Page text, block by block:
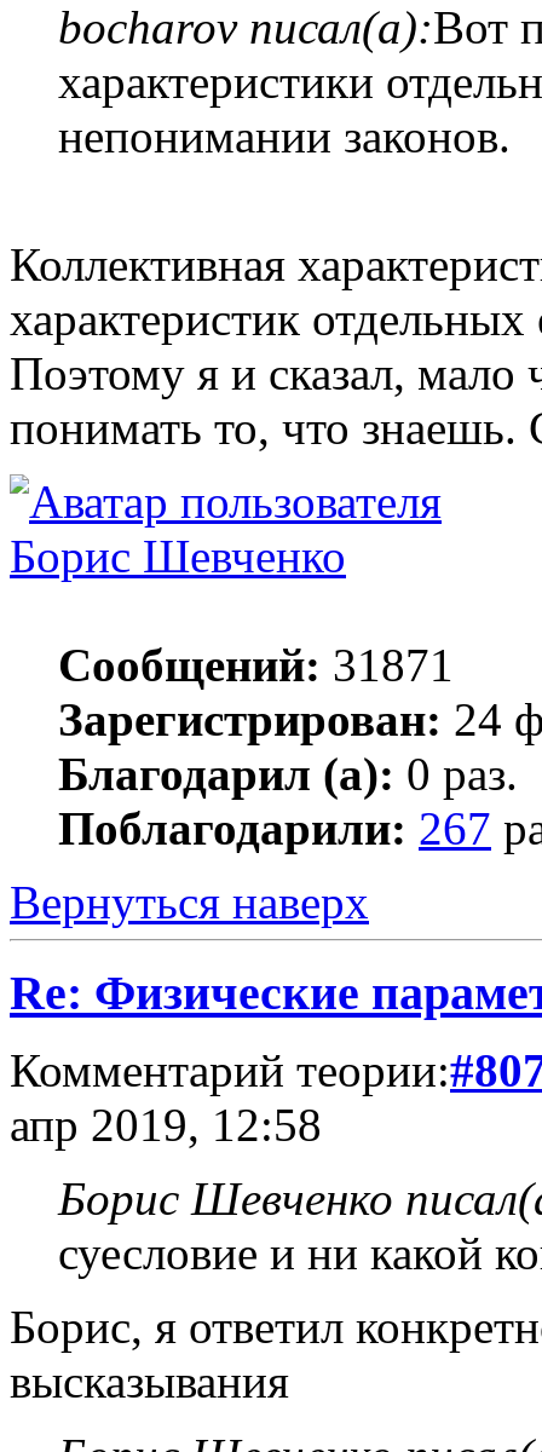
bocharov писал(а):Вот
характеристики
непонимании законов.
Коллективная
характеристик отдельных
Поэтому я и сказал, мало
понимать то, что
Борис Шевченко
Сообщений: 31871
Зарегистрирован: 24
Благодарил (а): 0 раз.
Поблагодарили: 267
Вернуться наверх
Re: Физические
Комментарий теории:
апр 2019, 12:58
Борис Шевченко
суесловие и ни какой
Борис, я ответил
высказывания